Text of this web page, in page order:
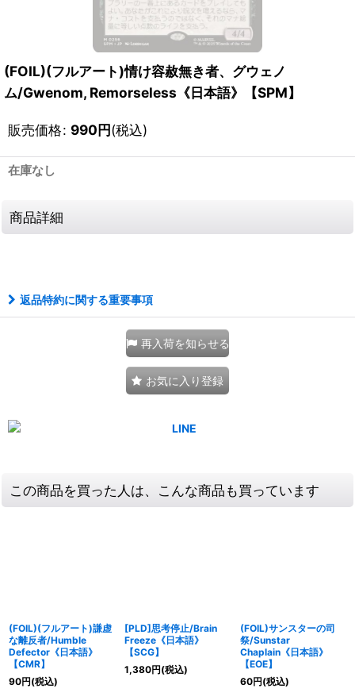
(FOIL)(フルアート)情け容赦無き者、グウェノ
ム/Gwenom, Remorseless《日本語》【SPM】
販売価格: 990円(税込)
在庫なし
商品詳細
返品特約に関する重要事項
再入荷を知らせる
お気に入り登録
この商品を買った人は、こんな商品も買っています
(FOIL)(フルアート)謙虚
な離反者/Humble
Defector《日本語》
【CMR】
90円(税込)
[PLD]思考停止/Brain
Freeze《日本語》
【SCG】
1,380円(税込)
(FOIL)サンスターの司
祭/Sunstar
Chaplain《日本語》
【EOE】
60円(税込)